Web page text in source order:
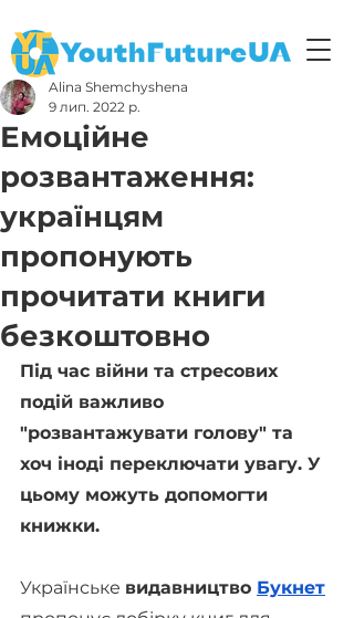
Емоційне
розвантаження:
українцям
пропонують
прочитати книги
безкоштовно
Alina Shemchyshena
9 лип. 2022 р.
Під час війни та стресових
подій важливо
"розвантажувати голову" та
хоч іноді переключати увагу. У
цьому можуть допомогти
книжки.
Українське видавництво Букнет